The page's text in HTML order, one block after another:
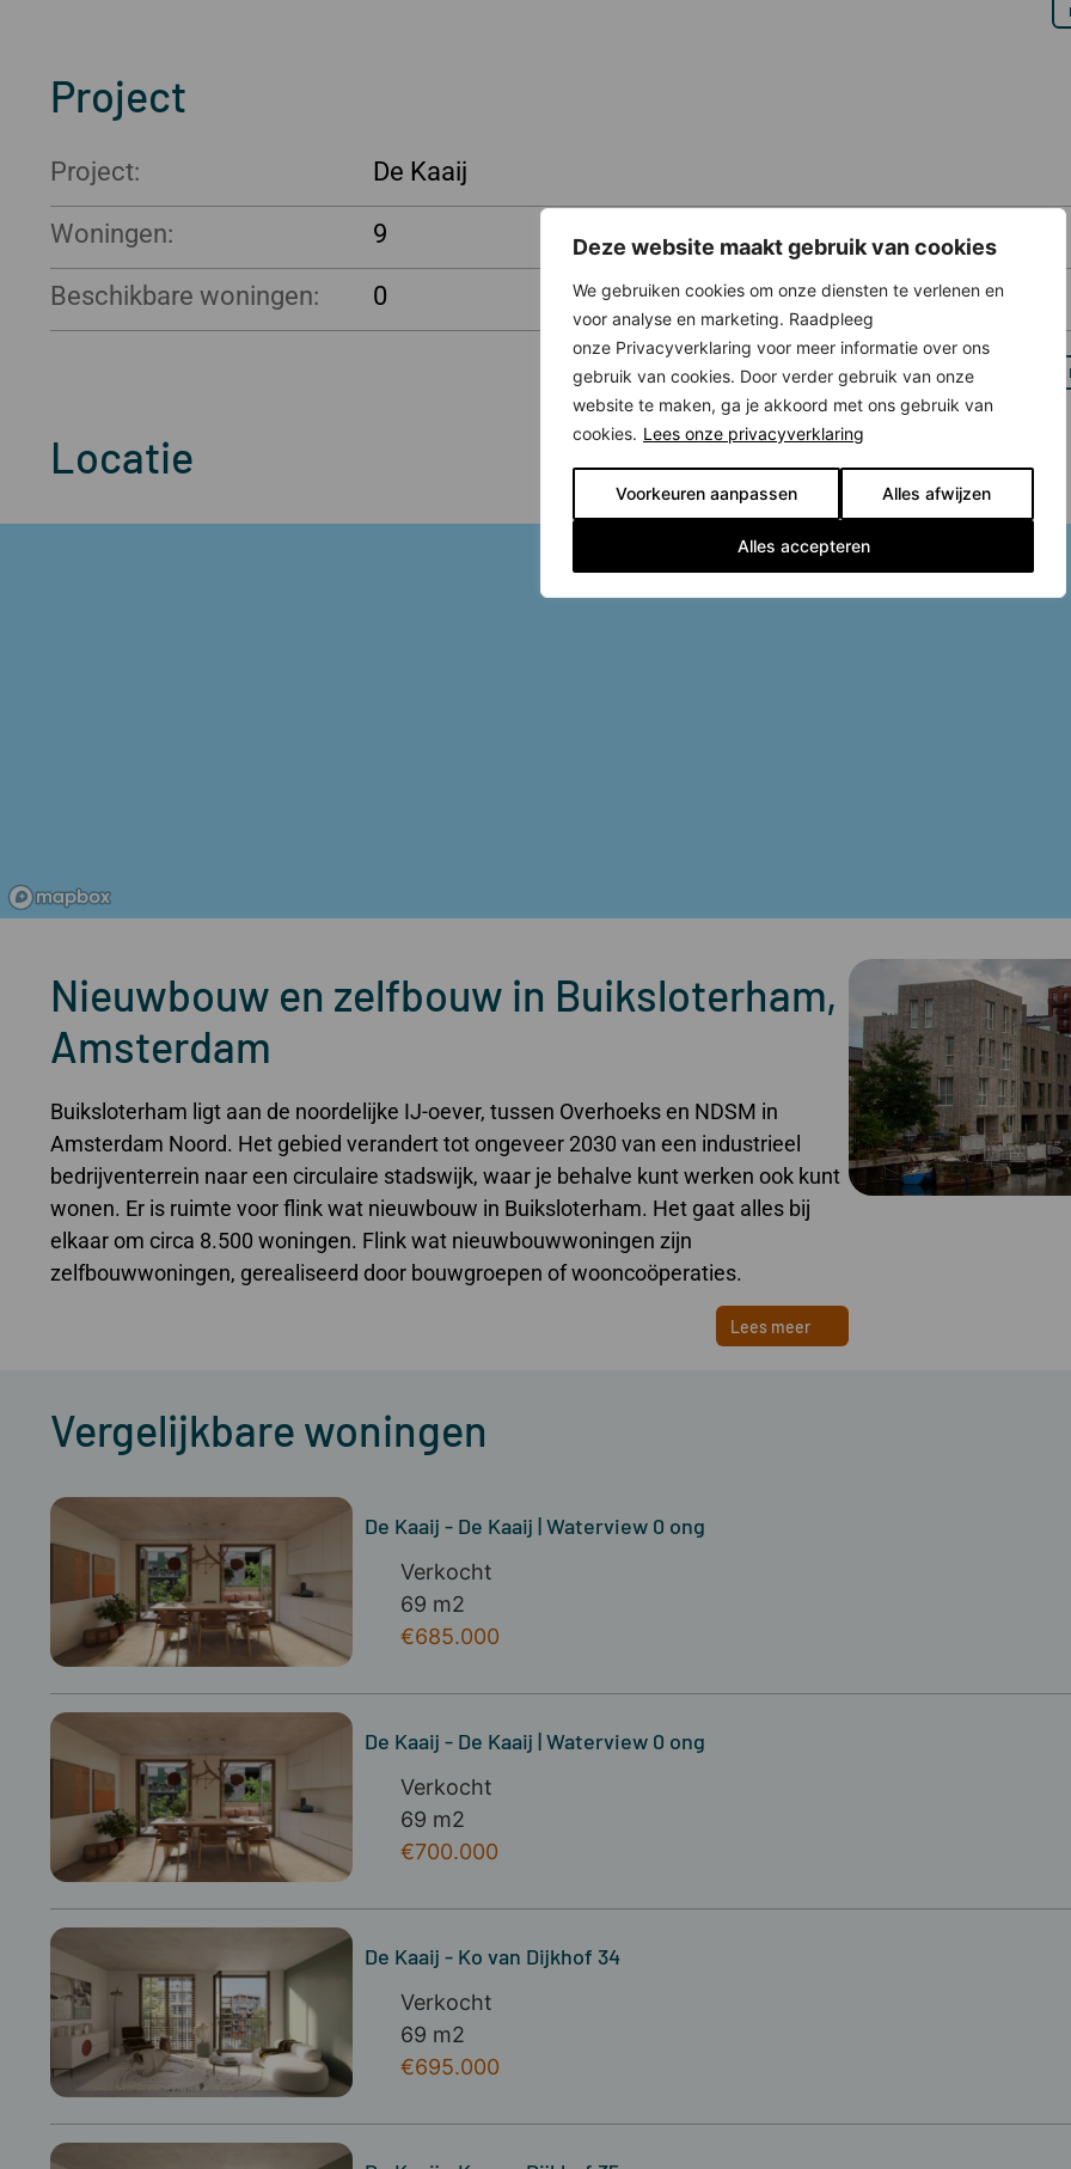
Deze website maakt gebruik van cookies
We gebruiken cookies om onze diensten te verlenen en
voor analyse en marketing. Raadpleeg
onze Privacyverklaring voor meer informatie over ons
gebruik van cookies. Door verder gebruik van onze
website te maken, ga je akkoord met ons gebruik van
cookies. Lees onze privacyverklaring
Voorkeuren aanpassen Alles afwijzen
Alles accepteren
Project
Project: De Kaaij
Woningen: 9
Beschikbare woningen: 0
Locatie
Nieuwbouw en zelfbouw in Buiksloterham,
Amsterdam
Buiksloterham ligt aan de noordelijke IJ-oever, tussen Overhoeks en NDSM in
Amsterdam Noord. Het gebied verandert tot ongeveer 2030 van een industrieel
bedrijventerrein naar een circulaire stadswijk, waar je behalve kunt werken ook kunt
wonen. Er is ruimte voor flink wat nieuwbouw in Buiksloterham. Het gaat alles bij
elkaar om circa 8.500 woningen. Flink wat nieuwbouwwoningen zijn
zelfbouwwoningen, gerealiseerd door bouwgroepen of wooncoöperaties.
Lees meer
Vergelijkbare woningen
De Kaaij - De Kaaij | Waterview 0 ong
Verkocht
69 m2
€685.000
De Kaaij - De Kaaij | Waterview 0 ong
Verkocht
69 m2
€700.000
De Kaaij - Ko van Dijkhof 34
Verkocht
69 m2
€695.000